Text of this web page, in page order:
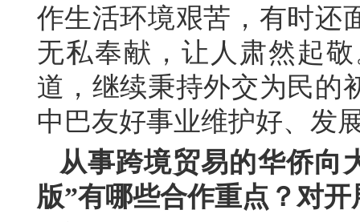
作生活环境艰苦，有时还
无私奉献，让人肃然起
道，继续秉持外交为民的
中巴友好事业维护好、发
从事跨境贸易的华侨向
版”有哪些合作重点？对